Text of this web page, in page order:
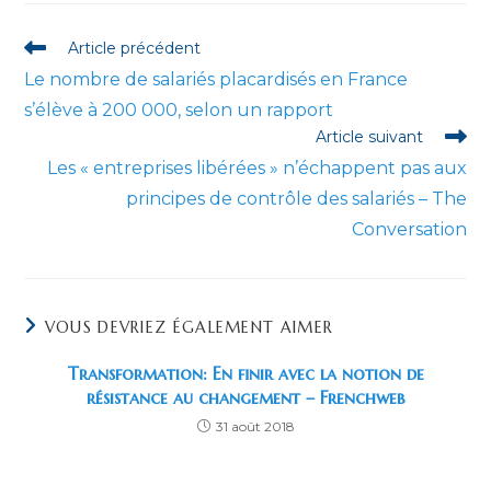
Read
articles
Article précédent
Le nombre de salariés placardisés en France
s’élève à 200 000, selon un rapport
Article suivant
Les « entreprises libérées » n’échappent pas aux
principes de contrôle des salariés – The
Conversation
VOUS DEVRIEZ ÉGALEMENT AIMER
Transformation: En finir avec la notion de
résistance au changement – Frenchweb
31 août 2018